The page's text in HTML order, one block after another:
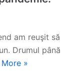
am reuşit să
Drumul până
More »